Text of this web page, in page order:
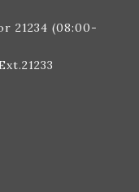
21234 (08:00-